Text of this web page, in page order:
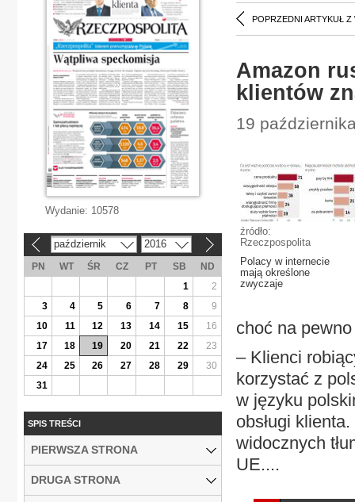
POPRZEDNI ARTYKUŁ Z
Amazon
klientów
19
źródło:
Rzeczpospolita
Polacy w internecie
mają określone
zwyczaje
choć na
– Klienci
korzystać z
w języku
obsługi
widocznych
UE....
Wydanie: 10578
październik 2016
PN WT ŚR CZ PT SB
ND
1
2
3
4 5 6 7 8
9
10
11 12 13 14 15
16
17
18 19 20 21 22
23
24
25 26 27 28 29
30
31
SPIS TREŚCI
PIERWSZA STRONA
DRUGA STRONA